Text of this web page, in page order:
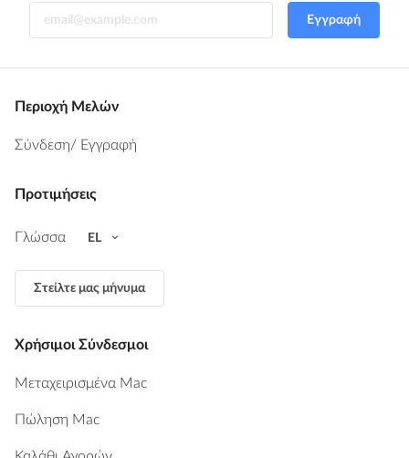
Εγγραφή
Περιοχή Μελών
Σύνδεση/ Εγγραφή
Προτιμήσεις
Γλώσσα EL
Στείλτε μας μήνυμα
Χρήσιμοι Σύνδεσμοι
Μεταχειρισμένα Mac
Πώληση Mac